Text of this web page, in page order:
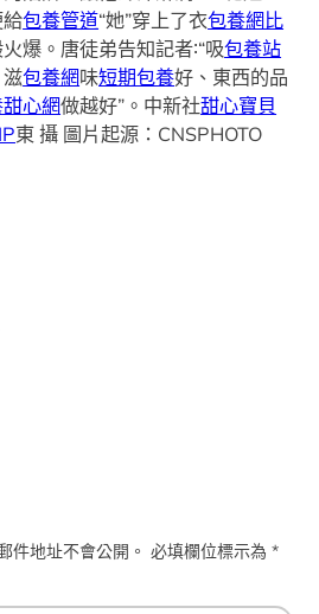
包養管道“她”穿上了衣包養網比
爆。唐徒弟告知記者∶“吸包養站
包養網味短期包養好、東西的品
心網做越好”。中新社甜心寶貝
東 攝 圖片起源：CNSPHOTO
件地址不會公開。 必填欄位標示為*